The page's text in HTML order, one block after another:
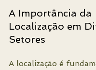
A Importância da
Localização em
Setores
A localização é